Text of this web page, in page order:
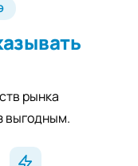
рынка
выгодным.